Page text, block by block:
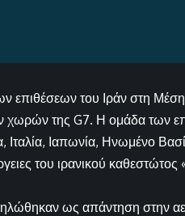
επιθέσεων του Ιράν στη
της G7. Η ομάδα των
Ιαπωνία, Ηνωμένο
του ιρανικού καθεστώτος
ως απάντηση στην